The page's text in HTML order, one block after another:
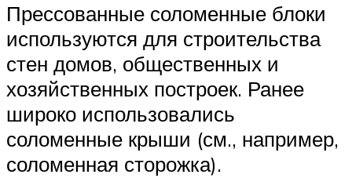
Прессованные соломенные блоки
используются для строительства
стен домов, общественных и
хозяйственных построек. Ранее
широко использовались
соломенные крыши (см., например,
соломенная сторожка).